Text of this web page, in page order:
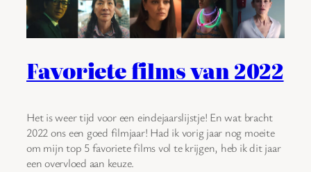
Favoriete films van 2022
Het is weer tijd voor een eindejaarslijstje! En wat bracht
2022 ons een goed filmjaar! Had ik vorig jaar nog moeite
om mijn top 5 favoriete films vol te krijgen, heb ik dit jaar
een overvloed aan keuze.